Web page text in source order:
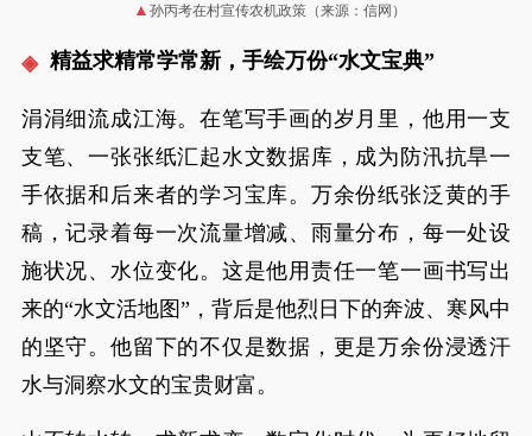
孙丙考在村宣传农机政策（来源：信网）
精益求精常学常新，手绘万份“水文宝典”
涓涓细流成江海。在笔写手画的岁月里，他用一支
支笔、一张张纸汇起水文数据库，成为防汛抗旱一
手依据和后来者的学习宝库。万余份纸张泛黄的手
稿，记录着每一次流量增减、雨量分布，每一处设
施状况、水位变化。这是他用责任一笔一画书写出
来的“水文活地图”，背后是他烈日下的奔波、寒风中
的坚守。他留下的不仅是数据，更是万余份浸透汗
水与洞察水文的宝贵财富。